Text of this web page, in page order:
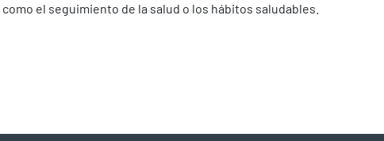
el seguimiento de la salud o los hábitos saludables.